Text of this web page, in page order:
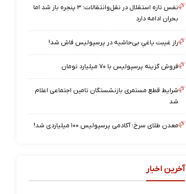
نفس تازه استقلال در نقل‌وانتقالات؛ ۳ پنجره باز شد اما
بحران ادامه دارد
راز غیبت یاغیِ بی‌حاشیه در پرسپولیس فاش شد!
فروش گزینه پرسپولیس با ۷۰ میلیارد تومان
شرایط قطع مستمری بازنشستگان تامین اجتماعی اعلام
شد
معدن طلای سرخ؛ آکادمی پرسپولیس ۱۰۰ میلیاردی شد!
آخرین اخبار